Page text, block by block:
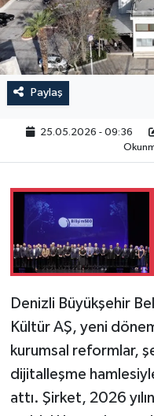
Paylaş
25.05.2026 - 09:36
Denizli Büyükşehir
Kültür AŞ, yeni
kurumsal reformlar,
dijitalleşme
attı. Şirket, 2026
RESMİ İLAN